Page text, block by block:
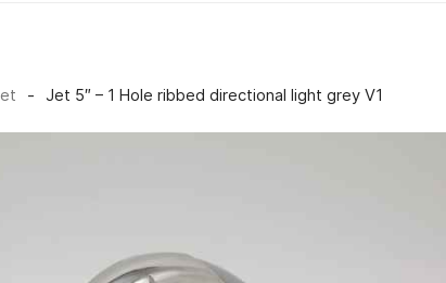
- Jet 5″ – 1 Hole ribbed directional light grey V1